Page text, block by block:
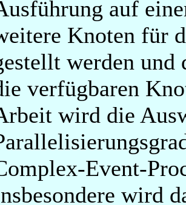
auf
Knoten für
werden und
verfügbaren
wird die
Event-
wird